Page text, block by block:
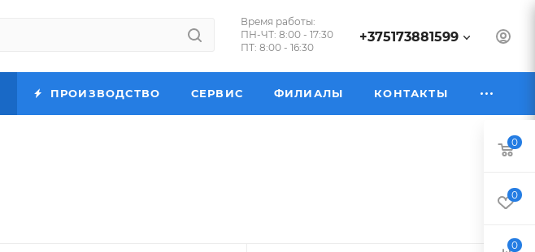
Время работы:
ПН-ЧТ: 8:00 - 17:30
ПТ: 8:00 - 16:30
+375173881599
ПРОИЗВОДСТВО СЕРВИС ФИЛИАЛЫ КОНТАКТЫ
0
0
0